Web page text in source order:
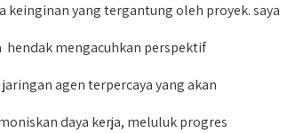
yang tergantung oleh proyek. saya
hendak mengacuhkan perspektif
agen terpercaya yang akan
daya kerja, meluluk progres